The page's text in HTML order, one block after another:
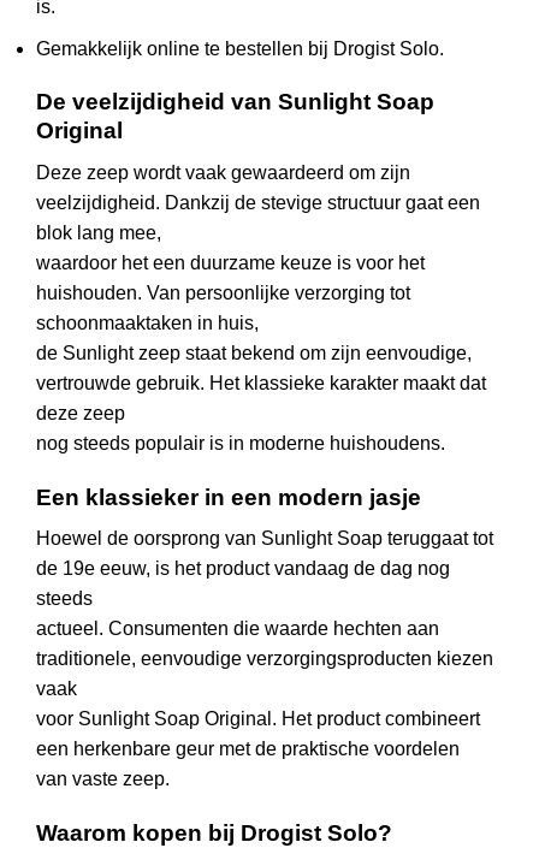
is.
Gemakkelijk online te bestellen bij Drogist Solo.
De veelzijdigheid van Sunlight Soap
Original
Deze zeep wordt vaak gewaardeerd om zijn
veelzijdigheid. Dankzij de stevige structuur gaat een
blok lang mee,
waardoor het een duurzame keuze is voor het
huishouden. Van persoonlijke verzorging tot
schoonmaaktaken in huis,
de Sunlight zeep staat bekend om zijn eenvoudige,
vertrouwde gebruik. Het klassieke karakter maakt dat
deze zeep
nog steeds populair is in moderne huishoudens.
Een klassieker in een modern jasje
Hoewel de oorsprong van Sunlight Soap teruggaat tot
de 19e eeuw, is het product vandaag de dag nog
steeds
actueel. Consumenten die waarde hechten aan
traditionele, eenvoudige verzorgingsproducten kiezen
vaak
voor Sunlight Soap Original. Het product combineert
een herkenbare geur met de praktische voordelen
van vaste zeep.
Waarom kopen bij Drogist Solo?